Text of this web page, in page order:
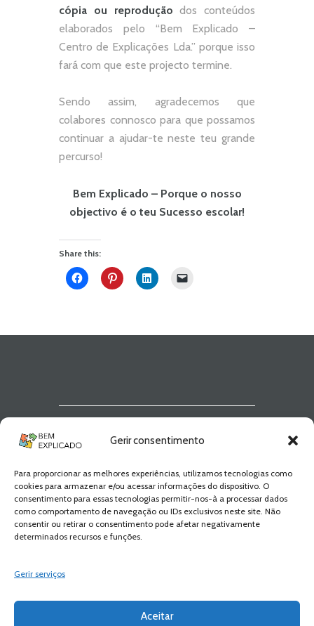
Gerir consentimento
Para proporcionar as melhores experiências, utilizamos tecnologias como
cookies para armazenar e/ou acessar informações do dispositivo. O
consentimento para essas tecnologias permitir-nos-à a processar dados
como comportamento de navegação ou IDs exclusivos neste site. Não
consentir ou retirar o consentimento pode afetar negativamente
determinados recursos e funções.
Gerir serviços
Aceitar
cópia ou reprodução dos conteúdos
elaborados pelo “Bem Explicado –
Centro de Explicações Lda.” porque isso
fará com que este projecto termine.
Sendo assim, agradecemos que
colabores connosco para que possamos
continuar a ajudar-te neste teu grande
percurso!
Bem Explicado – Porque o nosso
objectivo é o teu Sucesso escolar!
Share this:
Explicado
Fica a par de todas as novidades! Zero
Spam, apenas novidades e novos
conteúdos!